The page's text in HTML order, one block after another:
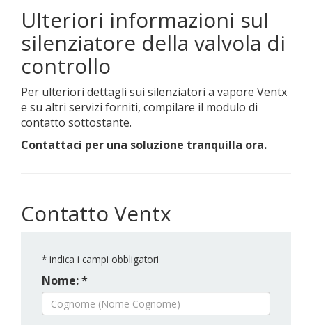
Ulteriori informazioni sul
silenziatore della valvola di
controllo
Per ulteriori dettagli sui silenziatori a vapore Ventx
e su altri servizi forniti, compilare il modulo di
contatto sottostante.
Contattaci per una soluzione tranquilla ora.
Contatto Ventx
* indica i campi obbligatori
Nome: *